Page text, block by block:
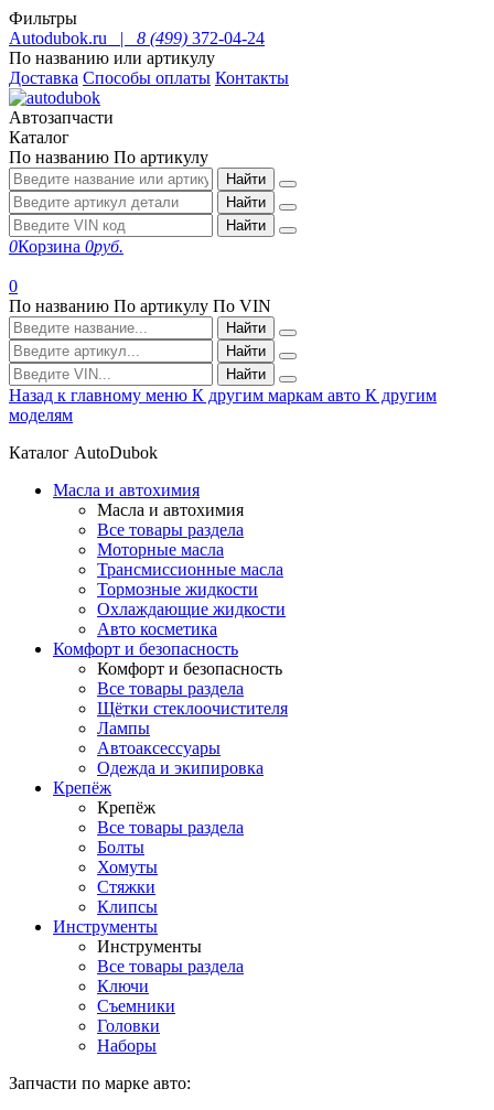
Фильтры
Autodubok.ru |
8 (499) 372-04-24
По названию или артикулу
Доставка Способы оплаты Контакты
Автозапчасти
Каталог
По названию По артикулу
Найти
Найти
Найти
0Корзина 0руб.
0
По названию По артикулу По VIN
Найти
Найти
Найти
Назад к главному меню К другим маркам авто К другим
моделям
Каталог AutoDubok
Масла и автохимия
Масла и автохимия
Все товары раздела
Моторные масла
Трансмиссионные масла
Тормозные жидкости
Охлаждающие жидкости
Авто косметика
Комфорт и безопасность
Комфорт и безопасность
Все товары раздела
Щётки стеклоочистителя
Лампы
Автоаксессуары
Одежда и экипировка
Крепёж
Крепёж
Все товары раздела
Болты
Хомуты
Стяжки
Клипсы
Инструменты
Инструменты
Все товары раздела
Ключи
Съемники
Головки
Наборы
Запчасти по марке авто: